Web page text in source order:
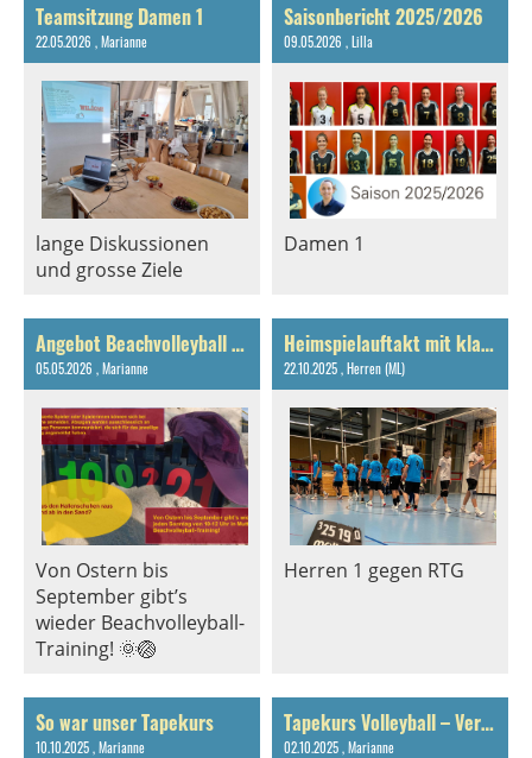
Teamsitzung Damen 1
22.05.2026 , Marianne
lange Diskussionen
und grosse Ziele
Saisonbericht 2025/2026
09.05.2026 , Lilla
Damen 1
Angebot Beachvolleyball am Sonntag
05.05.2026 , Marianne
Von Ostern bis
September gibt’s
wieder Beachvolleyball-
Training! 🌞🏐
Heimspielauftakt mit klarem Sieg!
22.10.2025, Herren (ML)
Herren 1 gegen RTG
So war unser Tapekurs
10.10.2025, Marianne
Tapekurs Volleyball – Verletzungen vorbeugen & stärker spielen!
02.10.2025, Marianne